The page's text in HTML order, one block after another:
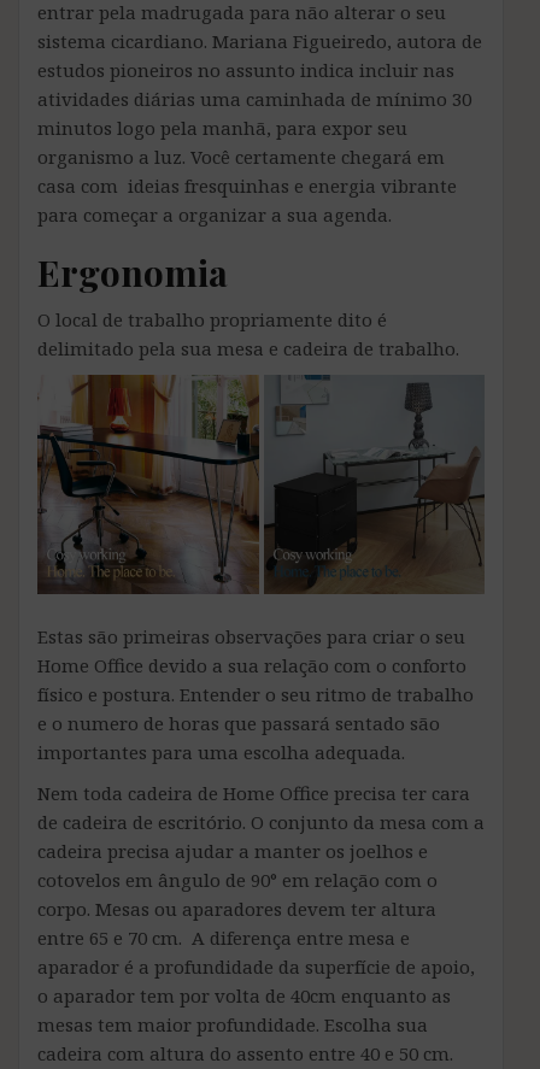
entrar pela madrugada para não alterar o seu
sistema cicardiano. Mariana Figueiredo, autora de
estudos pioneiros no assunto indica incluir nas
atividades diárias uma caminhada de mínimo 30
minutos logo pela manhã, para expor seu
organismo a luz. Você certamente chegará em
casa com ideias fresquinhas e energia vibrante
para começar a organizar a sua agenda.
Ergonomia
O local de trabalho propriamente dito é
delimitado pela sua mesa e cadeira de trabalho.
Estas são primeiras observações para criar o seu
Home Office devido a sua relação com o conforto
físico e postura. Entender o seu ritmo de trabalho
e o numero de horas que passará sentado são
importantes para uma escolha adequada.
Nem toda cadeira de Home Office precisa ter cara
de cadeira de escritório. O conjunto da mesa com a
cadeira precisa ajudar a manter os joelhos e
cotovelos em ângulo de 90° em relação com o
corpo. Mesas ou aparadores devem ter altura
entre 65 e 70 cm. A diferença entre mesa e
aparador é a profundidade da superfície de apoio,
o aparador tem por volta de 40cm enquanto as
mesas tem maior profundidade. Escolha sua
cadeira com altura do assento entre 40 e 50 cm.